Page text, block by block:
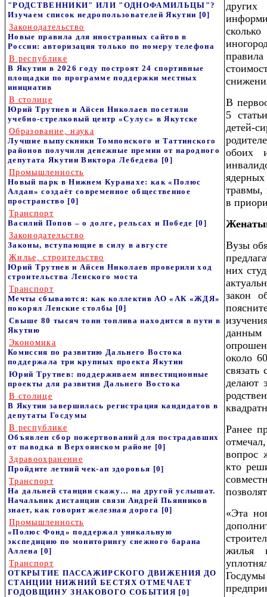
"РОДСТВЕННИКИ" ИЛИ "ОДНОФАМИЛЬЦЫ"?
Изучаем список недропользователей Якутии [0]
Законодательство
Новые правила для иностранных сайтов в
России: авторизация только по номеру телефона
В республике
В Якутии в 2026 году построят 24 спортивные
площадки по программе поддержки местных
инициатив
В столице
Юрий Трутнев и Айсен Николаев посетили
учебно-стрелковый центр «Сулус» в Якутске
Образование, наука
Лучшие выпускники Томпонского и Таттинского
районов получили денежные премии от народного
депутата Якутии Виктора Лебедева [0]
Промышленность
Новый парк в Нижнем Куранахе: как «Полюс
Алдан» создаёт современное общественное
пространство [0]
Транспорт
Василий Попов – о долге, рельсах и Победе [0]
Законодательство
Законы, вступающие в силу в августе
Жилье, строительство
Юрий Трутнев и Айсен Николаев проверили ход
строительства Ленского моста
Транспорт
Мечты сбываются: как коллектив АО «АК «ЖДЯ»
покорял Ленские столбы [0]
Свыше 80 тысяч тонн топлива находится в пути в
Якутию
Экономика
Комиссия по развитию Дальнего Востока
поддержала три крупных проекта Якутии
Юрий Трутнев: поддерживаем инвестиционные
проекты для развития Дальнего Востока
В столице
В Якутии завершилась регистрация кандидатов в
депутаты Госдумы
В республике
Объявлен сбор пожертвований для пострадавших
от паводка в Верхоянском районе [0]
Здравоохранение
Пройдите летний чек-ап здоровья [0]
Транспорт
На дальней станции скажу… на другой услышат.
Начальник дистанции связи Андрей Пьянников
знает, как говорит железная дорога [0]
Промышленность
«Полюс Фонд» поддержал уникальную
экспедицию по мониторингу снежного барана
Аллена [0]
Транспорт
ОТКРЫТИЕ ПАССАЖИРСКОГО ДВИЖЕНИЯ ДО
СТАНЦИИ НИЖНИЙ БЕСТЯХ ОТМЕЧАЕТ
ГОДОВЩИНУ ЗНАКОВОГО СОБЫТИЯ [0]
В
5
детей-
обоих
травмы,
в
Вузы
них
закон
около
связать
делают
Ранее
вопрос
кто
«Эта
жилья